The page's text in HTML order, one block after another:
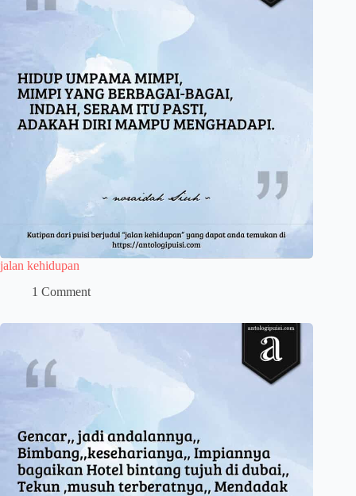
jalan kehidupan
1 Comment